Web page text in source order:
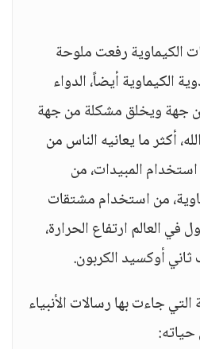
الكيماوية رفعت ملوحة
الكيماوية أيضاً، الدواء
جهة ويخلق مشكلة من جهة
أكثر ما يعانيه الناس من
المبيدات، من
من استخدام مشتقات
في العالم ارتفاع الحرارة،
أوكسيد الكربون.
جاءت بها رسالات الأنبياء